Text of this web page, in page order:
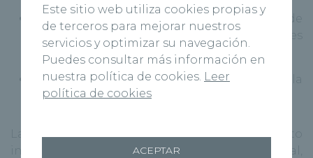
Adolescente medio (cambios de
comportamiento y caracteres sexuales
secundarios)
Adolescente tardío (inicio de la
independencia del joven de su familia)
La Medicina de la Adolescencia por lo tanto
integra la salud física, escolar, social, sexual,
Este sitio web utiliza cookies propias y
de terceros para mejorar nuestros
servicios y optimizar su navegación.
Puedes consultar más información en
nuestra política de cookies. Leer
política de cookies
ACEPTAR